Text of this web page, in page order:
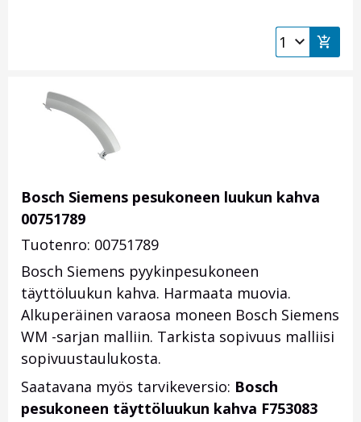
Bosch Siemens pesukoneen luukun kahva
00751789
Tuotenro: 00751789
Bosch Siemens pyykinpesukoneen
täyttöluukun kahva. Harmaata muovia.
Alkuperäinen varaosa moneen Bosch Siemens
WM -sarjan malliin. Tarkista sopivuus malliisi
sopivuustaulukosta.
Saatavana myös tarvikeversio: Bosch
pesukoneen täyttöluukun kahva F753083